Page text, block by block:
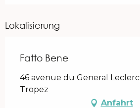
Lokalisierung
Fatto Bene
46 avenue du General
Tropez
Anfahrt